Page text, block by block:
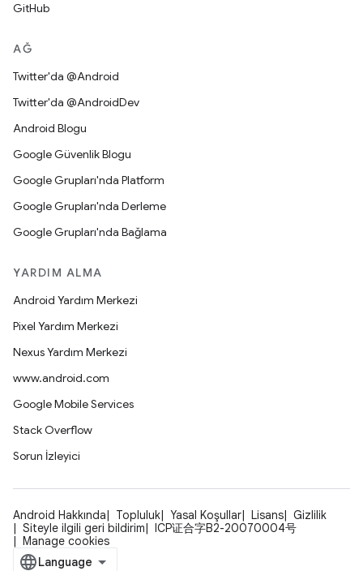
GitHub
AĞ
Twitter'da @Android
Twitter'da @AndroidDev
Android Blogu
Google Güvenlik Blogu
Google Grupları'nda Platform
Google Grupları'nda Derleme
Google Grupları'nda Bağlama
YARDIM ALMA
Android Yardım Merkezi
Pixel Yardım Merkezi
Nexus Yardım Merkezi
www.android.com
Google Mobile Services
Stack Overflow
Sorun İzleyici
Android Hakkında Topluluk Yasal Koşullar Lisans
Gizlilik
Siteyle ilgili geri bildirim
ICP证合字B2-20070004号
Manage cookies